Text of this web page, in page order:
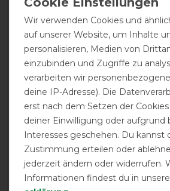
4
Product Rating
5/5
calculated from 4 customer
Positive
100%
Neutral
0%
Wir verwenden Cookies und
auf unserer Website, um Inhalte
personalisieren, Medien von
einzubinden und Zugriffe zu
verarbeiten wir
deine IP-Adresse). Die
erst nach dem Setzen der
deiner Einwilligung oder aufgrund
Interesses geschehen. Du kannst
Zustimmung erteilen oder
jederzeit ändern oder widerrufen.
Informationen findest du in